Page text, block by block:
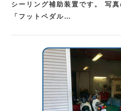
シーリング補助装置です。 写
「フットペダル…